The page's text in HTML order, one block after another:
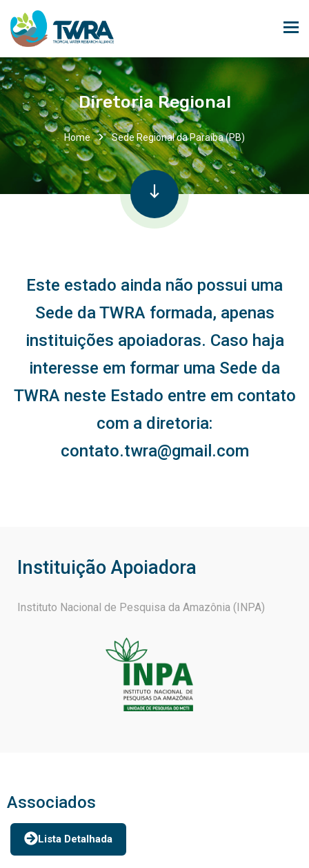
Diretoria Regional
Home Sede Regional da Paraíba (PB)
Este estado ainda não possui uma
Sede da TWRA formada, apenas
instituições apoiadoras. Caso haja
interesse em formar uma Sede da
TWRA neste Estado entre em contato
com a diretoria:
contato.twra@gmail.com
Instituição Apoiadora
Instituto Nacional de Pesquisa da Amazônia (INPA)
Associados
Lista Detalhada